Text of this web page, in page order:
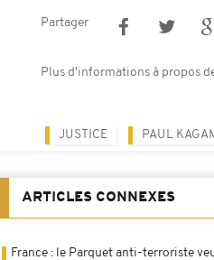
Partager
Plus d'informations à propos
JUSTICE PAUL
ARTICLES CONNEXES
France : le Parquet anti-terroriste